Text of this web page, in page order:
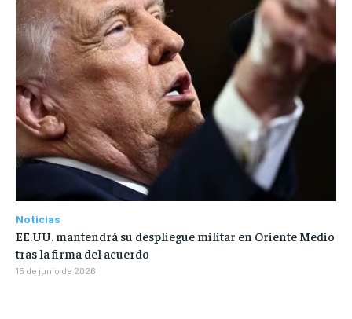
Noticias
EE.UU. mantendrá su despliegue militar en Oriente Medio
tras la firma del acuerdo
15 de junio de 2026